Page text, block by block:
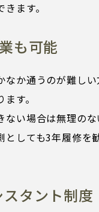
ます。
も可能
なか通うのが難し
す。
ない場合は無理の
としても3年履修を
タント制度